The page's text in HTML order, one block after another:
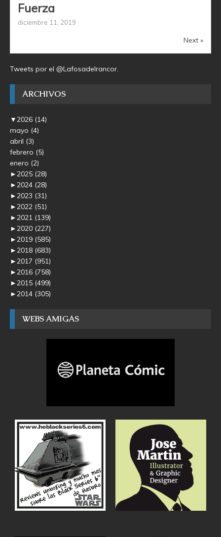
Fuerza
diciembre 11, 2019
Next »
Tweets por el @Lafosadelrancor.
ARCHIVOS
▼2026 (14)
mayo (4)
abril (3)
febrero (5)
enero (2)
►2025 (28)
►2024 (28)
►2023 (31)
►2022 (51)
►2021 (139)
►2020 (227)
►2019 (585)
►2018 (683)
►2017 (951)
►2016 (758)
►2015 (499)
►2014 (305)
WEBS AMIGAS